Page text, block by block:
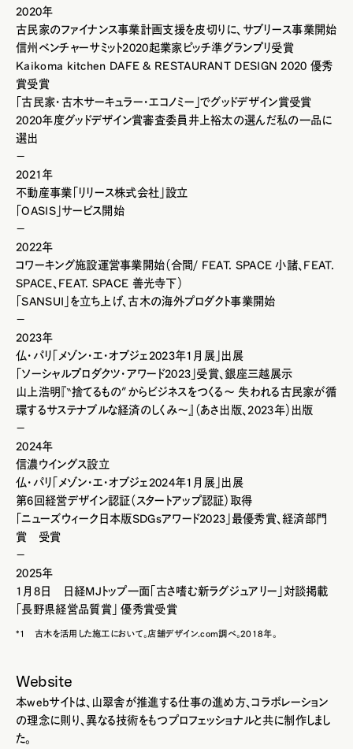
2020年
古民家のファイナンス事業計画支援を皮切りに、サブリース事業開始
信州ベンチャーサミット2020起業家ピッチ準グランプリ受賞
Kaikoma kitchen DAFE & RESTAURANT DESIGN 2020 優秀
賞受賞
「古民家・古木サーキュラー・エコノミー」でグッドデザイン賞受賞
2020年度グッドデザイン賞審査委員井上裕太の選んだ私の一品に
選出
－
2021年
不動産事業「リリース株式会社」設立
「OASIS」サービス開始
－
2022年
コワーキング施設運営事業開始（合間/ FEAT. SPACE 小諸、FEAT.
SPACE、FEAT. SPACE 善光寺下）
「SANSUI」を立ち上げ、古木の海外プロダクト事業開始
－
2023年
仏・パリ「メゾン・エ・オブジェ2023年1月展」出展
「ソーシャルプロダクツ・アワード2023」受賞、銀座三越展示
山上浩明『‶捨てるもの″からビジネスをつくる～ 失われる古民家が循
環するサステナブルな経済のしくみ～』（あさ出版、2023年）出版
－
2024年
信濃ウイングス設立
仏・パリ「メゾン・エ・オブジェ2024年1月展」出展
第6回経営デザイン認証（スタートアップ認証）取得
「ニューズウィーク日本版SDGsアワード2023」最優秀賞、経済部門
賞 受賞
－
2025年
1月8日 日経MJトップ一面「古さ嗜む新ラグジュアリー」対談掲載
「長野県経営品質賞」 優秀賞受賞
*1 古木を活用した施工において。店舗デザイン.com調べ。2018年。
Website
本webサイトは、山翠舎が推進する仕事の進め方、コラボレーション
の理念に則り、異なる技術をもつプロフェッショナルと共に制作しまし
た。